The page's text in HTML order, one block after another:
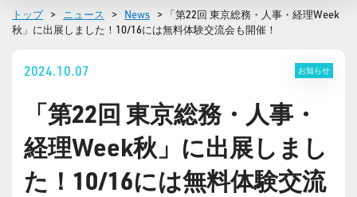
トップ > ニュース > News > 「第22回 東京総務・人事・経理Week
秋」に出展しました！10/16には無料体験交流会も開催！
2024.10.07 お知らせ
「第22回 東京総務・人事・
経理Week秋」に出展しまし
た！10/16には無料体験交流